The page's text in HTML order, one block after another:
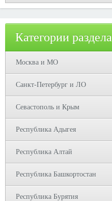
Категории раздела
Москва и МО
Санкт-Петербург и ЛО
Севастополь и Крым
Республика Адыгея
Республика Алтай
Республика Башкортостан
Республика Бурятия